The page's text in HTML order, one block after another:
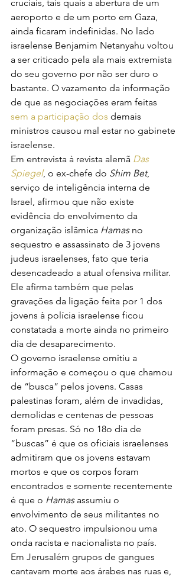
cruciais, tais quais a abertura de um
aeroporto e de um porto em Gaza,
ainda ficaram indefinidas. No lado
israelense Benjamim Netanyahu voltou
a ser criticado pela ala mais extremista
do seu governo por não ser duro o
bastante. O vazamento da informação
de que as negociações eram feitas
sem a participação dos demais
ministros causou mal estar no gabinete
israelense.
Em entrevista à revista alemã Das
Spiegel, o ex-chefe do Shim Bet,
serviço de inteligência interna de
Israel, afirmou que não existe
evidência do envolvimento da
organização islâmica Hamas no
sequestro e assassinato de 3 jovens
judeus israelenses, fato que teria
desencadeado a atual ofensiva militar.
Ele afirma também que pelas
gravações da ligação feita por 1 dos
jovens à polícia israelense ficou
constatada a morte ainda no primeiro
dia de desaparecimento.
O governo israelense omitiu a
informação e começou o que chamou
de “busca” pelos jovens. Casas
palestinas foram, além de invadidas,
demolidas e centenas de pessoas
foram presas. Só no 18o dia de
“buscas” é que os oficiais israelenses
admitiram que os jovens estavam
mortos e que os corpos foram
encontrados e somente recentemente
é que o Hamas assumiu o
envolvimento de seus militantes no
ato. O sequestro impulsionou uma
onda racista e nacionalista no país.
Em Jerusalém grupos de gangues
cantavam morte aos árabes nas ruas e,